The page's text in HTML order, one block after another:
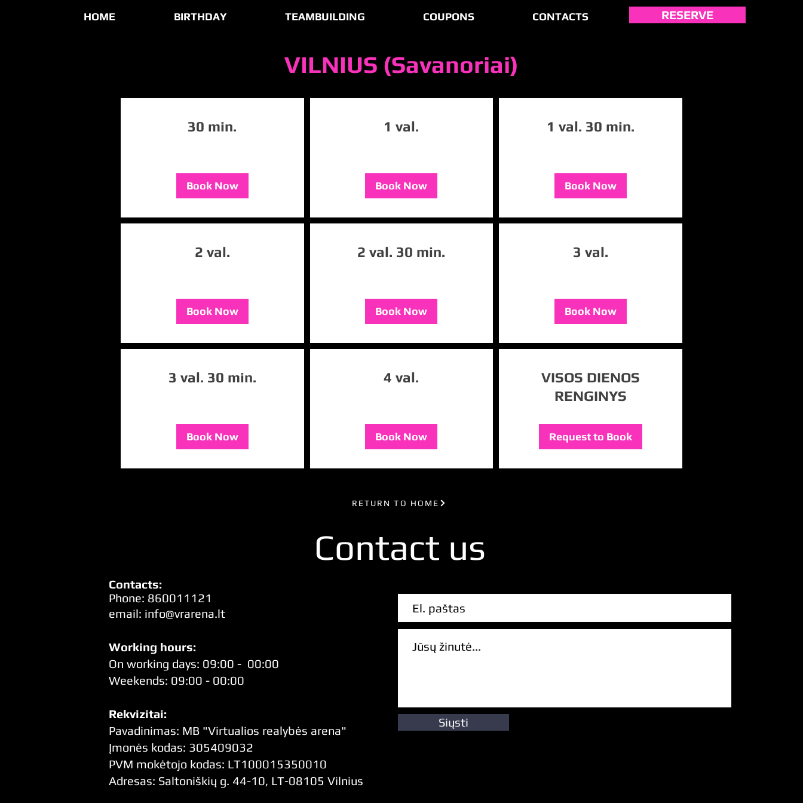
HOME BIRTHDAY TEAMBUILDING COUPONS CONTACTS RESERVATION
RESERVE
VILNIUS (Savanoriai)
30 min.
Book Now
1 val.
Book Now
1 val. 30 min.
Book Now
2 val.
Book Now
2 val. 30 min.
Book Now
3 val.
Book Now
3 val. 30 min.
Book Now
4 val.
Book Now
VISOS DIENOS
RENGINYS
Request to Book
RETURN TO HOME
Contact us
Contacts:
Phone: 860011121
email: info@vrarena.lt
Working hours:
On working days: 09:00 - 00:00
Weekends: 09:00 - 00:00
Rekvizitai:
Pavadinimas: MB "Virtualios realybės arena"
Įmonės kodas: 305409032
PVM mokėtojo kodas: LT100015350010
Adresas: Saltoniškių g. 44-10, LT-08105 Vilnius
Siųsti